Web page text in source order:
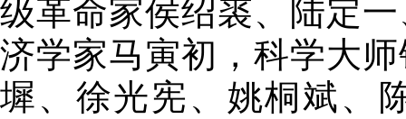
级革命家侯绍裘、陆定
济学家马寅初，科学大
墀、徐光宪、姚桐斌、